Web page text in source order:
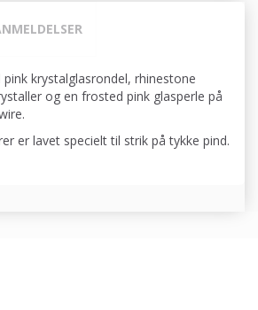
krystalglasrondel, rhinestone
og en frosted pink glasperle på
er lavet specielt til strik på tykke pind.